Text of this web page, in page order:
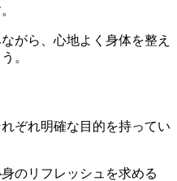
がら、心地よく身体を整え
。
ぞれ明確な目的を持ってい
のリフレッシュを求める